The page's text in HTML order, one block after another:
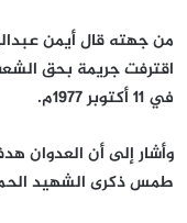
من جهته قال أيمن
اقترفت جريمة بحق
في ١١ أكتوبر ١٩٧٧م.
وأشار إلى أن العدوان
طمس ذكرى الشهيد